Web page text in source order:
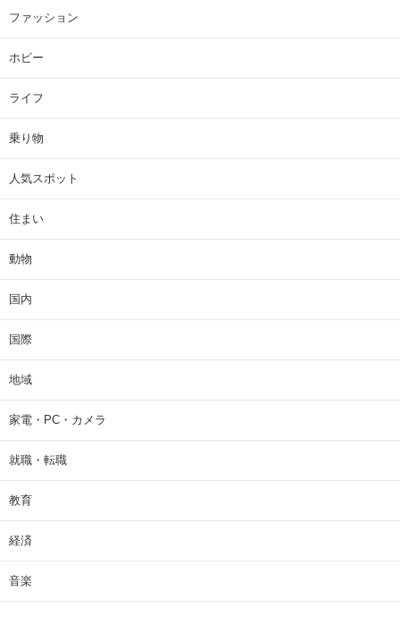
ファッション
ホビー
ライフ
乗り物
人気スポット
住まい
動物
国内
国際
地域
家電・PC・カメラ
就職・転職
教育
経済
音楽